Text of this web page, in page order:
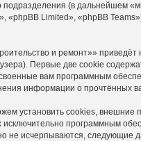
(в дальнейшем
Limited», «phpBB
и ремонт»»
Первые две cookie
вам программным
информации о
установить cookies,
исключительно программным
не исчерпываются,